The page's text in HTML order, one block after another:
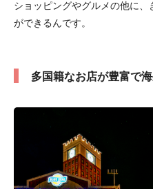
ショッピングやグルメの他に
ができるんです。
多国籍なお店が豊富で